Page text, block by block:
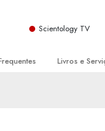
Scientology TV
Livros e